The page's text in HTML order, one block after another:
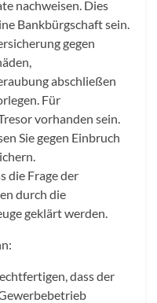
nachweisen. Dies
Bankbürgschaft sein.
gegen
abschließen
Für
vorhanden sein.
Sie gegen Einbruch
die Frage der
durch die
geklärt werden.
dass der